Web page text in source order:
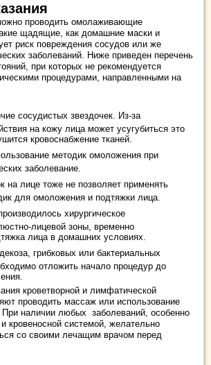
проводить омолаживающие
щадящие, как домашние маски и
риск повреждения сосудов или же
заболеваний. Ниже приведен перечень
при которых не рекомендуется
процедурами, направленными на
сосудистых звездочек. Из-за
на кожу лица может усугубиться это
кровоснабжение тканей.
методик омоложения при
заболевание.
на лице тоже не позволяет применять
для омоложения и подтяжки лица.
хирургическое
лицевой зоны, временно
лица в домашних условиях.
грибковых или бактериальных
отложить начало процедур до
кроветворной и лимфатической
проводить массаж или использование
наличии любых заболеваний, особенно
кровеносной системой, желательно
со своими лечащим врачом перед